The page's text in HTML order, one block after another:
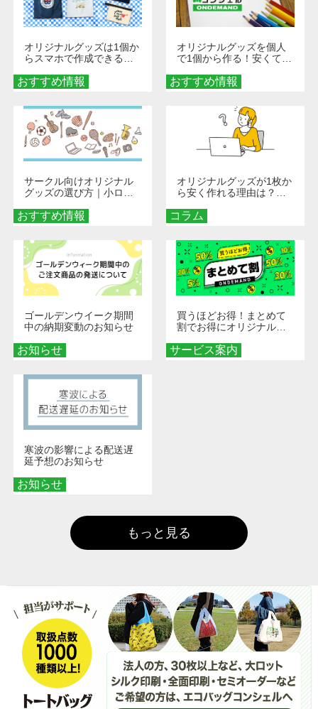
おすすめ情報
オリジナルグッズは1個か
らスマホで作成できる！
くなる巾着＆ポーチ活用
術
おすすめ情報
オリジナルグッズを個人
で1個から作る！安くて簡
秘訣
おすすめ情報
サークル向けオリジナル
グッズの選び方｜小ロッ
める秘訣
コラム
オリジナルグッズが1枚か
ら安く作れる理由は？オ
とメリットを解説
お知らせ
ゴールデンウイーク期間
中の納期変動のお知らせ
サービス案内
買うほどお得！まとめて
割でお得にオリジナルグ
お知らせ
寒波の影響による配送遅
延予想のお知らせ
もっと見る